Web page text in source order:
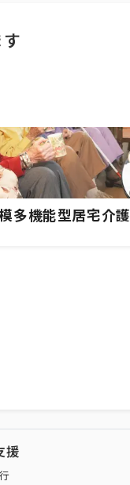
多機能型居宅介護
援